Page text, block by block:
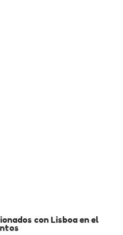
con Lisboa en el